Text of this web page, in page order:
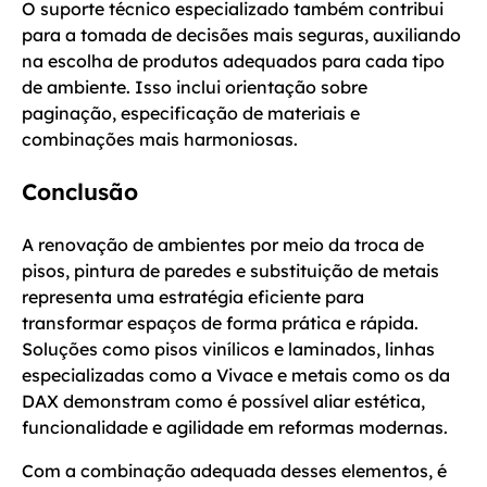
O suporte técnico especializado também contribui
para a tomada de decisões mais seguras, auxiliando
na escolha de produtos adequados para cada tipo
de ambiente. Isso inclui orientação sobre
paginação, especificação de materiais e
combinações mais harmoniosas.
Conclusão
A renovação de ambientes por meio da troca de
pisos, pintura de paredes e substituição de metais
representa uma estratégia eficiente para
transformar espaços de forma prática e rápida.
Soluções como pisos vinílicos e laminados, linhas
especializadas como a Vivace e metais como os da
DAX demonstram como é possível aliar estética,
funcionalidade e agilidade em reformas modernas.
Com a combinação adequada desses elementos, é